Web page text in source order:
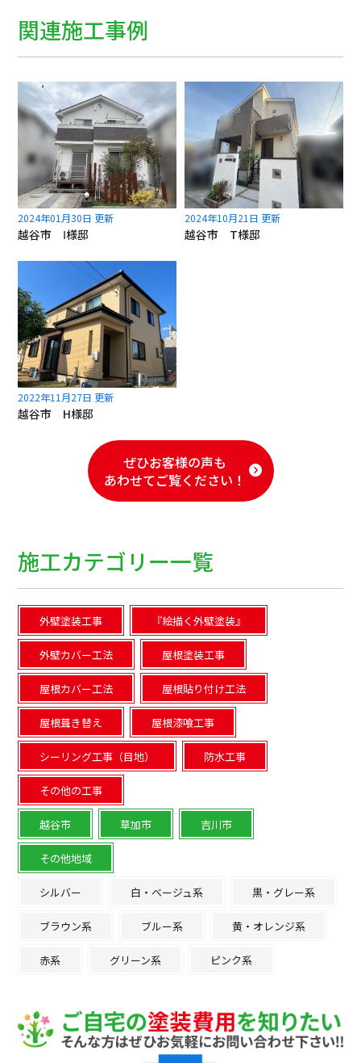
関連施工事例
2024年01月30日 更新
越谷市 Ⅰ様邸
2024年10月21日 更新
越谷市 T様邸
2022年11月27日 更新
越谷市 H様邸
ぜひお客様の声も
あわせてご覧ください！
施工カテゴリー一覧
外壁塗装工事 『絵描く外壁塗装』
外壁カバー工法 屋根塗装工事
屋根カバー工法 屋根貼り付け工法
屋根葺き替え 屋根漆喰工事
シーリング工事（目地） 防水工事
その他の工事
越谷市 草加市 吉川市
その他地域
シルバー 白・ベージュ系 黒・グレー系
ブラウン系 ブルー系 黄・オレンジ系
赤系 グリーン系 ピンク系